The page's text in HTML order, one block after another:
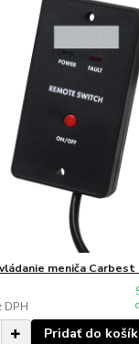
meniča Carbest
DPH
Pridať do